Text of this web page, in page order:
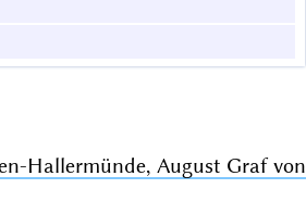
Hallermünde, August Graf von